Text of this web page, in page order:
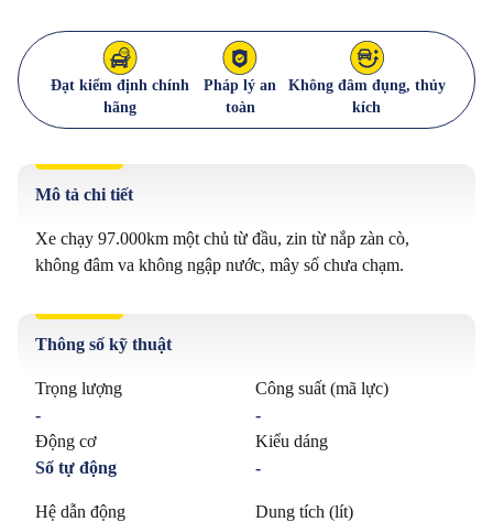
Đạt kiểm định chính
hãng
Pháp lý an
toàn
Không đâm đụng, thủy
kích
Mô tả chi tiết
Xe chạy 97.000km một chủ từ đầu, zin từ nắp zàn cò,
Thông số kỹ thuật
Trọng lượng
-
Động cơ
Số tự động
Công suất (mã lực)
-
Kiểu dáng
-
Hệ dẫn động
Dung tích (lít)